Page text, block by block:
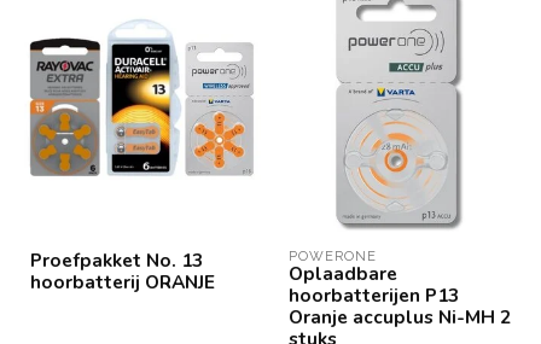
Proefpakket No. 13
hoorbatterij ORANJE
POWERONE
Oplaadbare
hoorbatterijen P13
Oranje accuplus Ni-MH 2
stuks